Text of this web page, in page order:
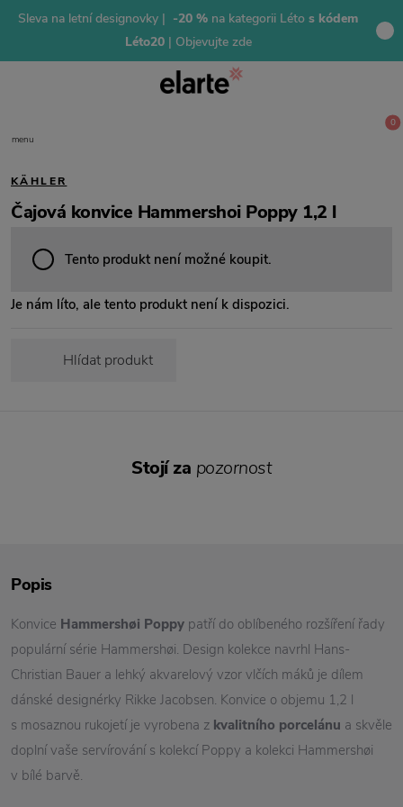
Sleva na letní designovky | -20 % na kategorii Léto s kódem
Léto20 | Objevujte zde
menu
0
KÄHLER
Čajová konvice Hammershoi Poppy 1,2 l
Tento produkt není možné koupit.
Je nám líto, ale tento produkt není k dispozici.
Hlídat produkt
Popis
Konvice Hammershøi Poppy patří do oblíbeného rozšíření řady
populární série Hammershøi. Design kolekce navrhl Hans-
Christian Bauer a lehký akvarelový vzor vlčích máků je dílem
dánské designérky Rikke Jacobsen. Konvice o objemu 1,2 l
s mosaznou rukojetí je vyrobena z kvalitního porcelánu a skvěle
doplní vaše servírování s kolekcí Poppy a kolekci Hammershøi
v bílé barvě.
Stojí za pozornost